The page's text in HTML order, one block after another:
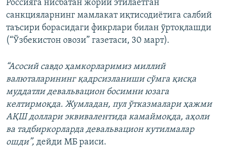
Россияга нисбатан жорий этилаётган
санкцияларнинг мамлакат иқтисодиётига салбий
таъсири борасидаги фикрлари билан ўртоқлашди
(“Ўзбекистон овози” газетаси, 30 март).
“Асосий савдо ҳамкорларимиз миллий
валюталарининг қадрсизланиши сўмга қисқа
муддатли девальвацион босимни юзага
келтирмоқда. Жумладан, пул ўтказмалари ҳажми
АҚШ доллари эквивалентида камаймоқда, аҳоли
ва тадбиркорларда девальвацион кутилмалар
ошди”, дейди МБ раиси.